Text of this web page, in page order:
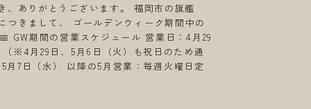
、ありがとうございます。 福岡市の旗艦
つきまして、 ゴールデンウィーク期間中の
GW期間の営業スケジュール 営業日：4月29
※4月29日、5月6日（火）も祝日のため通
月7日（水） 以降の5月営業：毎週火曜日定